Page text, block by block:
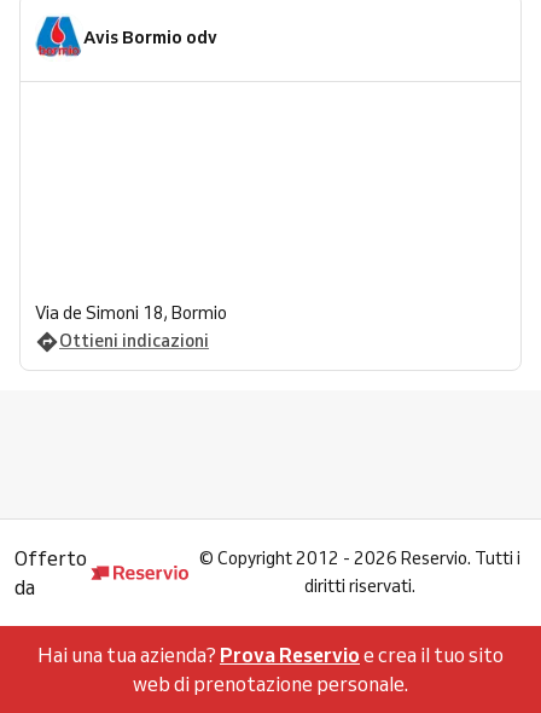
Avis Bormio odv
Via de Simoni 18, Bormio
Ottieni indicazioni
Offerto
da
© Copyright 2012 - 2026 Reservio. Tutti i
diritti riservati.
Hai una tua azienda? Prova Reservio e crea il tuo sito
web di prenotazione personale.